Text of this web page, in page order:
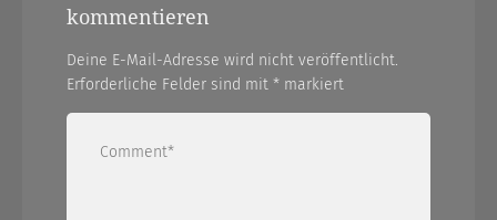
kommentieren
Deine E-Mail-Adresse wird nicht veröffentlicht.
Erforderliche Felder sind mit * markiert